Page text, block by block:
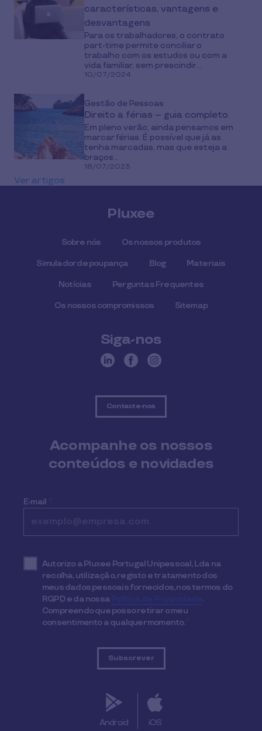
características, vantagens e
desvantagens
Para os trabalhadores, o contrato
part-time permite conciliar o
trabalho com os estudos ou com a
vida familiar, sem prescindir...
10/07/2024
Gestão de Pessoas
Direito a férias – guia completo
Em pleno verão, ainda pensamos em
marcar férias. É possível que já as
tenha marcadas, mas que esteja a
braços...
18/07/2023
Ver artigos
Pluxee
Sobre nós Os nossos produtos
Simulador de poupança Blog Materiais
Notícias Perguntas Frequentes
Os nossos compromissos Sitemap
Siga-nos
Contacte-nos
Acompanhe os nossos
conteúdos e novidades
E-mail *
Autorizo a Pluxee Portugal Unipessoal, Lda na
recolha, utilização, registo e tratamento dos
meus dados pessoais fornecidos, nos termos do
RGPD e da nossaPolítica de Privacidade.
Compreendo que posso retirar o meu
consentimento a qualquer momento.*
Android iOS